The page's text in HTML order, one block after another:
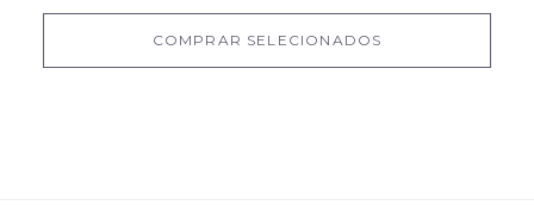
COMPRAR SELECIONADOS